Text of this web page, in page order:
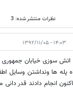
نظرات منتشر شده: 3
۱۴:۰۳ - ۱۳۹۲/۱۱/۰۵
اتش سوزی خیابان
پله ها ونداشتن وسایل
انجام دادند قدر دانی